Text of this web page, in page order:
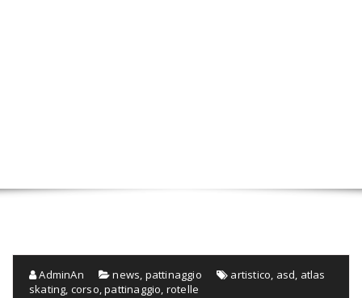
AdminAn news, pattinaggio artistico, asd, atlas
skating, corso,pattinaggio, rotelle